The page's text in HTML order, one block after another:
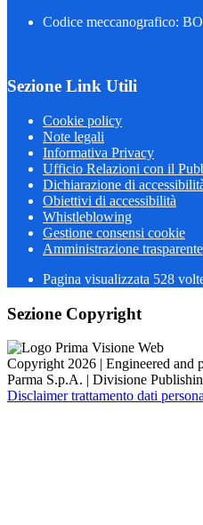
Codice meccanografico:
Sezione Link Utili
Cookie policy
Note legali
Informativa Privacy
Ufficio Relazioni con il
Dichiarazione di
Obiettivi di accessibilità
Whistleblowing
Gestione consensi cookie
Amministrazione trasparente
Pagina visualizzata 528
Sezione Copyright
Copyright 2026 | Engineered and
Parma S.p.A. | Divisione
Disclaimer trattamento dati